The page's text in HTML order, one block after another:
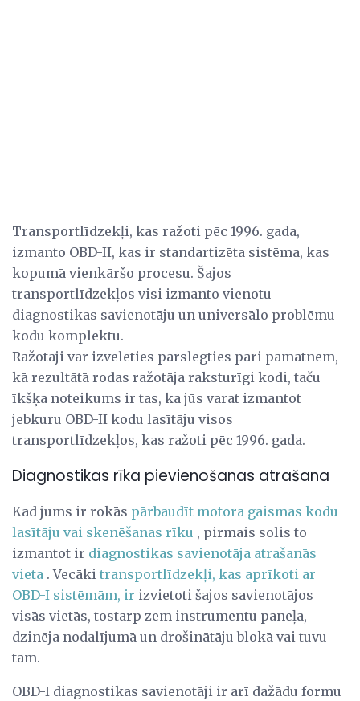
Transportlīdzekļi, kas ražoti pēc 1996. gada,
izmanto OBD-II, kas ir standartizēta sistēma, kas
kopumā vienkāršo procesu. Šajos
transportlīdzekļos visi izmanto vienotu
diagnostikas savienotāju un universālo problēmu
kodu komplektu.
Ražotāji var izvēlēties pārslēgties pāri pamatnēm,
kā rezultātā rodas ražotāja raksturīgi kodi, taču
īkšķa noteikums ir tas, ka jūs varat izmantot
jebkuru OBD-II kodu lasītāju visos
transportlīdzekļos, kas ražoti pēc 1996. gada.
Diagnostikas rīka pievienošanas atrašana
Kad jums ir rokās pārbaudīt motora gaismas kodu
lasītāju vai skenēšanas rīku , pirmais solis to
izmantot ir diagnostikas savienotāja atrašanās
vieta . Vecāki transportlīdzekļi, kas aprīkoti ar
OBD-I sistēmām, ir izvietoti šajos savienotājos
visās vietās, tostarp zem instrumentu paneļa,
dzinēja nodalījumā un drošinātāju blokā vai tuvu
tam.
OBD-I diagnostikas savienotāji ir arī dažādu formu